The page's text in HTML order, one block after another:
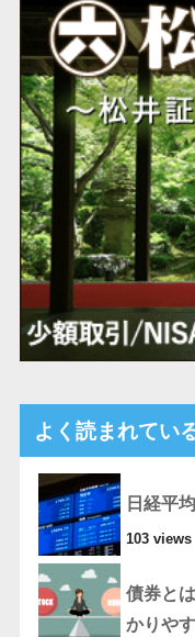
よく読まれてい
日経平
103 views
債券と
かりや